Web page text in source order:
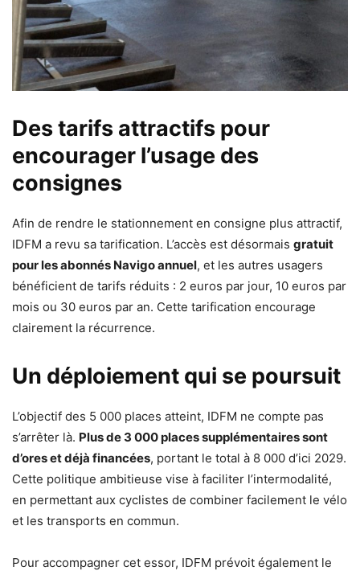
Des tarifs attractifs pour
encourager l’usage des
consignes
Afin de rendre le stationnement en consigne plus attractif,
IDFM a revu sa tarification. L’accès est désormais gratuit
pour les abonnés Navigo annuel, et les autres usagers
bénéficient de tarifs réduits : 2 euros par jour, 10 euros par
mois ou 30 euros par an. Cette tarification encourage
clairement la récurrence.
Un déploiement qui se poursuit
L’objectif des 5 000 places atteint, IDFM ne compte pas
s’arrêter là. Plus de 3 000 places supplémentaires sont
d’ores et déjà financées, portant le total à 8 000 d’ici 2029.
Cette politique ambitieuse vise à faciliter l’intermodalité,
en permettant aux cyclistes de combiner facilement le vélo
et les transports en commun.
Pour accompagner cet essor, IDFM prévoit également le